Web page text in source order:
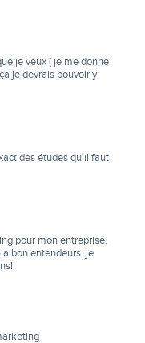
je veux ( je me donne
je devrais pouvoir y
des études qu'il faut
pour mon entreprise,
bon entendeurs. je